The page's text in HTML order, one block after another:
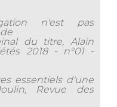
n'est pas
du titre, Alain
2018 - n°01 -
essentiels d'une
Revue des